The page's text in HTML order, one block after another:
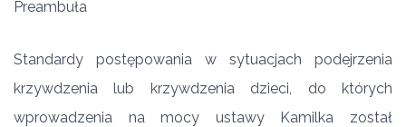
Preambuła
Standardy postępowania w sytuacjach podejrzenia
krzywdzenia lub krzywdzenia dzieci, do których
wprowadzenia na mocy ustawy Kamilka został